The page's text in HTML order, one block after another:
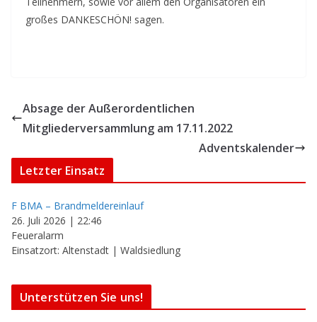
großes DANKESCHÖN! sagen.
Absage der Außerordentlichen
Mitgliederversammlung am 17.11.2022
Adventskalender
Letzter Einsatz
F BMA – Brandmeldereinlauf
26. Juli 2026 | 22:46
Feueralarm
Einsatzort: Altenstadt | Waldsiedlung
Unterstützen Sie uns!